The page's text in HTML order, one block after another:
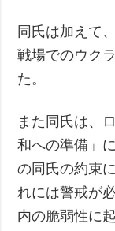
同氏は加えて
戦場でのウク
た。
また同氏は、
和への準備」
の同氏の約束
れには警戒が
内の脆弱性に